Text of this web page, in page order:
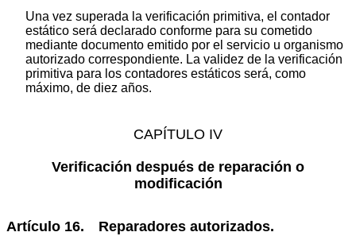
Una vez superada la verificación primitiva, el contador
estático será declarado conforme para su cometido
mediante documento emitido por el servicio u organismo
autorizado correspondiente. La validez de la verificación
primitiva para los contadores estáticos será, como
máximo, de diez años.
CAPÍTULO IV
Verificación después de reparación o
modificación
Artículo 16. Reparadores autorizados.